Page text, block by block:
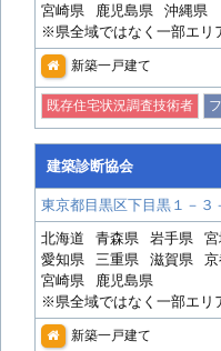
宮崎県
鹿児島県
沖縄県
※県全域ではなく一部エリ
新築一戸建て
既存住宅状況調査技術者
建築診断協会
東京都目黒区下目黒１－
北海道
青森県 岩手県
愛知県
三重県 滋賀県
宮崎県
鹿児島県
※県全域ではなく一部エリ
新築一戸建て